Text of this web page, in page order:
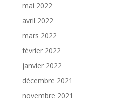
mai 2022
avril 2022
mars 2022
février 2022
janvier 2022
décembre 2021
novembre 2021